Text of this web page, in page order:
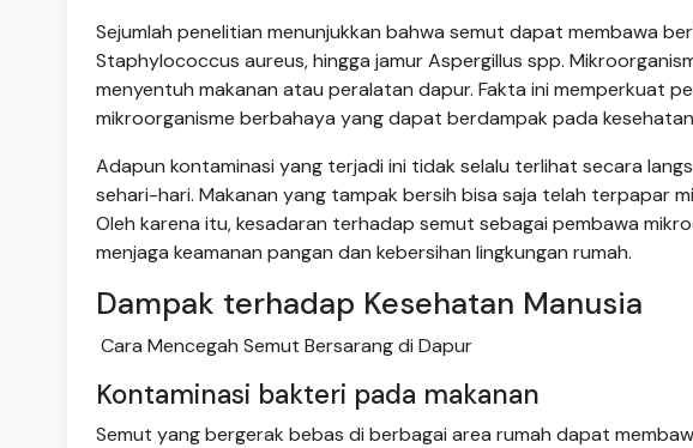
Sejumlah penelitian menunjukkan bahwa semut dapat membawa
Staphylococcus aureus, hingga jamur Aspergillus spp.
menyentuh makanan atau peralatan dapur. Fakta ini memperkuat
mikroorganisme berbahaya yang dapat berdampak pada
Adapun kontaminasi yang terjadi ini tidak selalu terlihat secara
sehari-hari. Makanan yang tampak bersih bisa saja telah terpapar
Oleh karena itu, kesadaran terhadap semut sebagai pembawa
menjaga keamanan pangan dan kebersihan lingkungan rumah.
Dampak terhadap Kesehatan Manusia
Cara Mencegah Semut Bersarang di Dapur
Kontaminasi bakteri pada makanan
Semut yang bergerak bebas di berbagai area rumah dapat